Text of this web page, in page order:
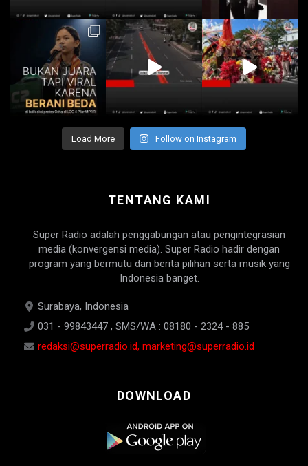
Load More Follow on Instagram
TENTANG KAMI
Super Radio adalah penggabungan atau pengintegrasian
media (konvergensi media). Super Radio hadir dengan
program yang bermutu dan berita pilihan serta musik yang
Indonesia banget.
Surabaya, Indonesia
031 - 99843447 , SMS/WA : 08180 - 2324 - 885
redaksi@superradio.id, marketing@superradio.id
DOWNLOAD